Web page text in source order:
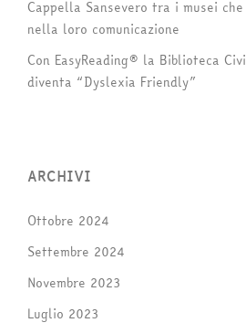
Cappella Sansevero tra i musei
nella loro comunicazione
Con EasyReading® la Biblioteca
diventa “Dyslexia Friendly”
ARCHIVI
Ottobre 2024
Settembre 2024
Novembre 2023
Luglio 2023